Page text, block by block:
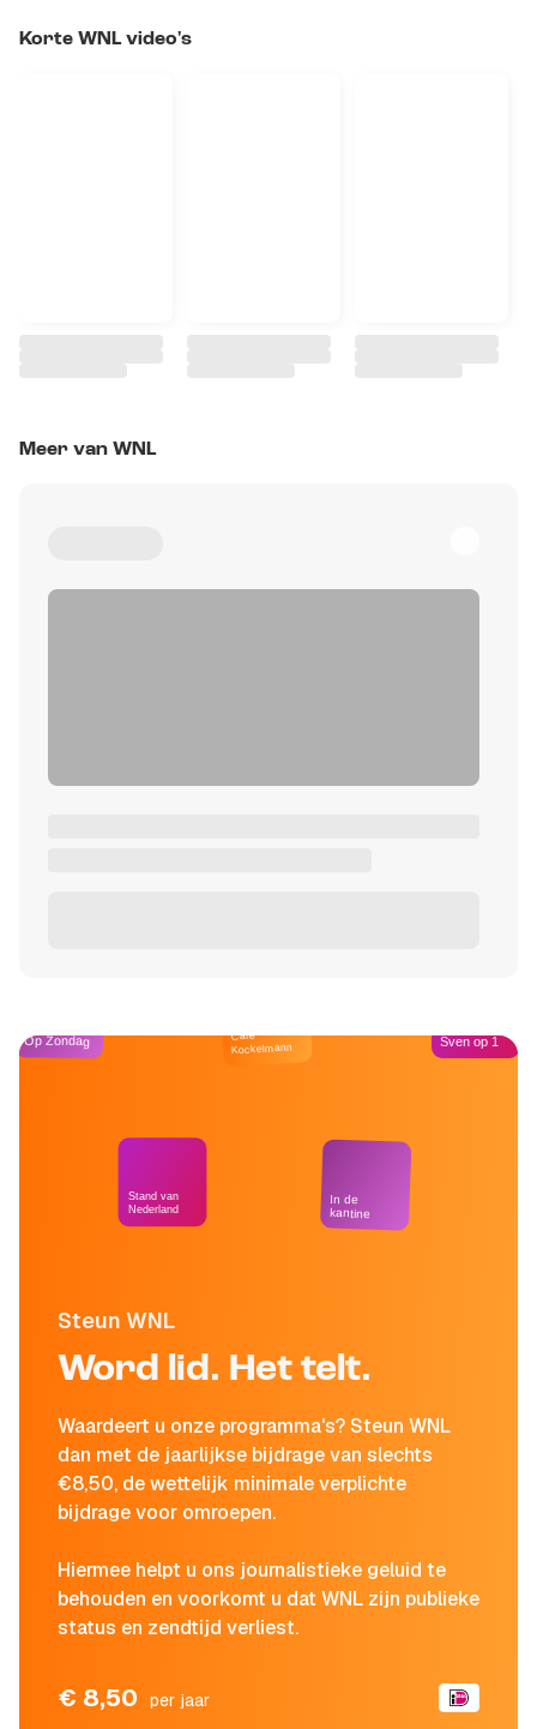
Korte WNL video's
Meer van WNL
Steun WNL
Word lid. Het telt.
Waardeert u onze programma's? Steun WNL
dan met de jaarlijkse bijdrage van slechts
€8,50, de wettelijk minimale verplichte
bijdrage voor omroepen.
Hiermee helpt u ons journalistieke geluid te
behouden en voorkomt u dat WNL zijn publieke
status en zendtijd verliest.
€ 8,50 per jaar
Op Zondag
Stand van
Nederland
Café
Kockelmann
In de
kantine
Sven op 1